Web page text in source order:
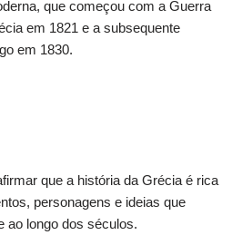
que começou com a Guerra
em 1821 e a subsequente
em 1830.
que a história da Grécia é rica
personagens e ideias que
ao longo dos séculos.